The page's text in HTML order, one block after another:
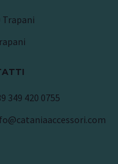
Trapani
349 420 0755